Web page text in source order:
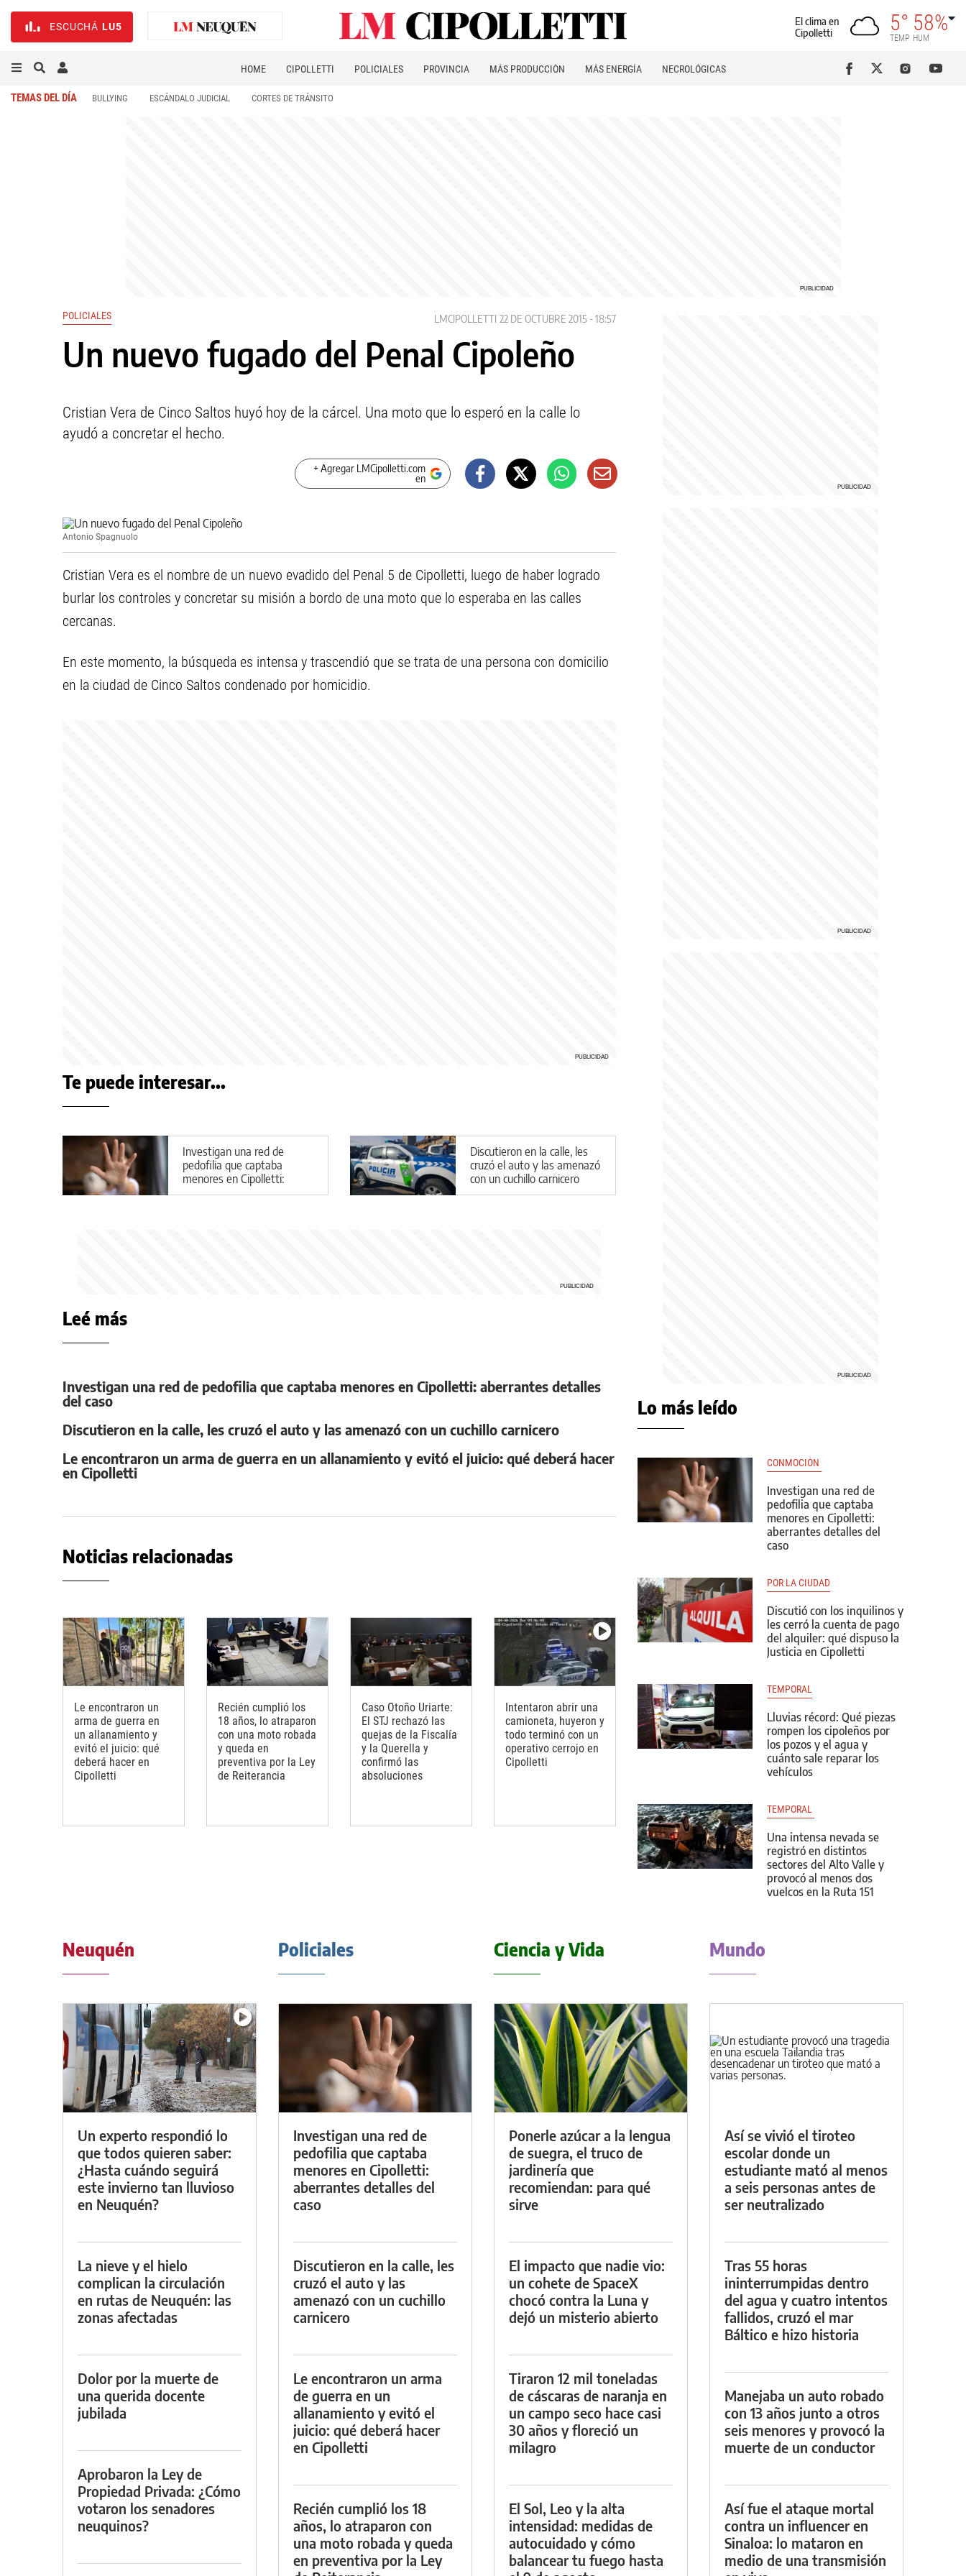
ESCUCHÁ LU5
El clima en
Cipolletti
5°
TEMP
58%
HUM
HOME CIPOLLETTI POLICIALES PROVINCIA MÁS PRODUCCIÓN MÁS ENERGÍA NECROLÓGICAS
TEMAS DEL DÍA BULLYING ESCÁNDALO JUDICIAL CORTES DE TRÁNSITO
POLICIALES LMCIPOLLETTI 22 DE OCTUBRE 2015 - 18:57
Un nuevo fugado del Penal Cipoleño
Cristian Vera de Cinco Saltos huyó hoy de la cárcel. Una moto que lo esperó en la calle lo
ayudó a concretar el hecho.
+ Agregar LMCipolletti.com
en
Antonio Spagnuolo
Cristian Vera es el nombre de un nuevo evadido del Penal 5 de Cipolletti, luego de haber logrado
burlar los controles y concretar su misión a bordo de una moto que lo esperaba en las calles
cercanas.
En este momento, la búsqueda es intensa y trascendió que se trata de una persona con domicilio
en la ciudad de Cinco Saltos condenado por homicidio.
Te puede interesar...
Investigan una red de
pedofilia que captaba
menores en Cipolletti:
aberrantes detalles del caso
Discutieron en la calle, les
cruzó el auto y las amenazó
con un cuchillo carnicero
Leé más
Investigan una red de pedofilia que captaba menores en Cipolletti: aberrantes detalles
del caso
Discutieron en la calle, les cruzó el auto y las amenazó con un cuchillo carnicero
Le encontraron un arma de guerra en un allanamiento y evitó el juicio: qué deberá hacer
en Cipolletti
Noticias relacionadas
Le encontraron un
arma de guerra en
un allanamiento y
evitó el juicio: qué
deberá hacer en
Cipolletti
Recién cumplió los
18 años, lo atraparon
con una moto robada
y queda en
preventiva por la Ley
de Reiterancia
Caso Otoño Uriarte:
El STJ rechazó las
quejas de la Fiscalía
y la Querella y
confirmó las
absoluciones
Intentaron abrir una
camioneta, huyeron y
todo terminó con un
operativo cerrojo en
Cipolletti
Lo más leído
CONMOCIÓN
Investigan una red de
pedofilia que captaba
menores en Cipolletti:
aberrantes detalles del
caso
POR LA CIUDAD
Discutió con los inquilinos y
les cerró la cuenta de pago
del alquiler: qué dispuso la
Justicia en Cipolletti
TEMPORAL
Lluvias récord: Qué piezas
rompen los cipoleños por
los pozos y el agua y
cuánto sale reparar los
vehículos
TEMPORAL
Una intensa nevada se
registró en distintos
sectores del Alto Valle y
provocó al menos dos
vuelcos en la Ruta 151
Neuquén
Un experto respondió lo
que todos quieren saber:
¿Hasta cuándo seguirá
este invierno tan lluvioso
en Neuquén?
La nieve y el hielo
complican la circulación
en rutas de Neuquén: las
zonas afectadas
Dolor por la muerte de
una querida docente
jubilada
Aprobaron la Ley de
Propiedad Privada: ¿Cómo
votaron los senadores
neuquinos?
Policiales
Investigan una red de
pedofilia que captaba
menores en Cipolletti:
aberrantes detalles del
caso
Discutieron en la calle, les
cruzó el auto y las
amenazó con un cuchillo
carnicero
Le encontraron un arma
de guerra en un
allanamiento y evitó el
juicio: qué deberá hacer
en Cipolletti
Recién cumplió los 18
años, lo atraparon con
una moto robada y queda
en preventiva por la Ley
Ciencia y Vida
Ponerle azúcar a la lengua
de suegra, el truco de
jardinería que
recomiendan: para qué
sirve
El impacto que nadie vio:
un cohete de SpaceX
chocó contra la Luna y
dejó un misterio abierto
Tiraron 12 mil toneladas
de cáscaras de naranja en
un campo seco hace casi
30 años y floreció un
milagro
El Sol, Leo y la alta
intensidad: medidas de
autocuidado y cómo
balancear tu fuego hasta
Mundo
Así se vivió el tiroteo
escolar donde un
estudiante mató al menos
a seis personas antes de
ser neutralizado
Tras 55 horas
ininterrumpidas dentro
del agua y cuatro intentos
fallidos, cruzó el mar
Báltico e hizo historia
Manejaba un auto robado
con 13 años junto a otros
seis menores y provocó la
muerte de un conductor
Así fue el ataque mortal
contra un influencer en
Sinaloa: lo mataron en
medio de una transmisión